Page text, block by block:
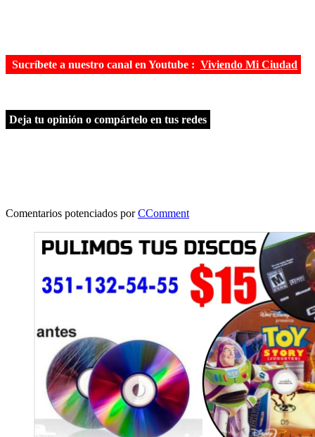
Sucríbete a nuestro canal en Youtube : Viviendo Mi Ciudad
Deja tu opinión o compártelo en tus redes
Comentarios potenciados porCComment